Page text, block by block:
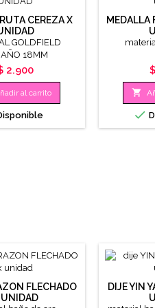
CEREZA X
GOLDFIELD
18MM
2.900
al carrito
MEDALLA


FLECHADO
DIJE YIN